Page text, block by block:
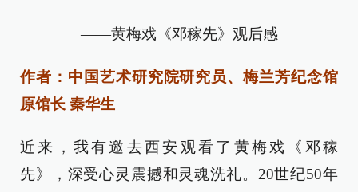
——黄梅戏《邓稼先》观后感
作者：中国艺术研究院研究员、梅兰芳纪念馆
原馆长 秦华生
近来，我有邀去西安观看了黄梅戏《邓稼
先》，深受心灵震撼和灵魂洗礼。20世纪50年